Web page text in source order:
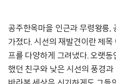
공주한옥마을 인근과 무령왕릉,
가졌다. 시선의 재발견이란 제
프를 다양하게 그려냈다. 오랫
했던 친구와 낮은 시선의 풍경